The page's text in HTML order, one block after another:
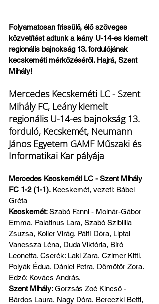
Folyamatosan frissülő, élő szöveges
közvetítést adtunk a leány U-14-es kiemelt
regionális bajnokság 13. fordulójának
kecskeméti mérkőzéséről. Hajrá, Szent
Mihály!
Mercedes Kecskeméti LC - Szent
Mihály FC, Leány kiemelt
regionális U-14-es bajnokság 13.
forduló, Kecskemét, Neumann
János Egyetem GAMF Műszaki és
Informatikai Kar pályája
Mercedes Kecskeméti LC - Szent Mihály
FC 1-2 (1-1). Kecskemét, vezeti: Bábel
Gréta
Kecskemét: Szabó Fanni - Molnár-Gábor
Emma, Palatinus Lara, Szabó Szibillia
Zsuzsa, Koller Virág, Pálfi Dóra, Liptai
Vanessza Léna, Duda Viktória, Bíró
Leonetta. Cserék: Laki Zara, Czimer Kitti,
Polyák Édua, Dániel Petra, Dömötör Zora.
Edző: Kovács András.
Szent Mihály: Gorzsás Zoé Kincső -
Bárdos Laura, Nagy Dóra, Bereczki Betti,